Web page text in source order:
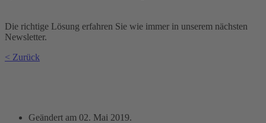
Die richtige Lösung erfahren Sie wie immer in unserem nächsten
Newsletter.
< Zurück
Geändert am 02. Mai 2019.